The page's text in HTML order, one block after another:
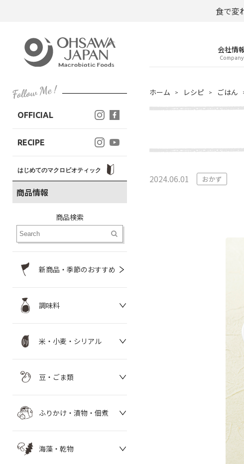
食で変
会社情
Company
OFFICIAL
RECIPE
はじめてのマクロビオティック
商品情報
商品検索
新商品・季節のおすすめ
調味料
米・小麦・シリアル
豆・ごま類
ふりかけ・漬物・佃煮
海藻・乾物
ホーム レシピ ごはん
2024.06.01 おかず